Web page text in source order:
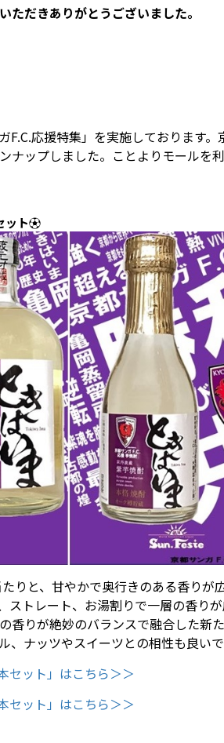
だきありがとうございました。
応援特集」を実施しております。
ナップしました。ことよりモールを
ット⚽
りと、甘やかで奥行きのある香りが
トレート、お湯割りで一層の香り
りが絶妙のバランスで融合した新た
ナッツやスイーツとの相性も良いで
セット」はこちら＞＞
セット」はこちら＞＞